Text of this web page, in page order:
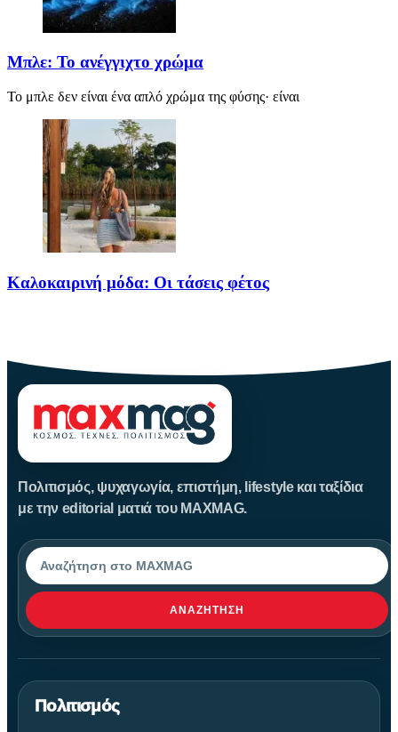
Μπλε: Το ανέγγιχτο χρώμα
Το μπλε δεν είναι ένα απλό χρώμα της φύσης· είναι
Καλοκαιρινή μόδα: Οι τάσεις φέτος
Πολιτισμός, ψυχαγωγία, επιστήμη, lifestyle και ταξίδια
με την editorial ματιά του MAXMAG.
Αναζήτηση
ΑΝΑΖΉΤΗΣΗ
Πολιτισμός